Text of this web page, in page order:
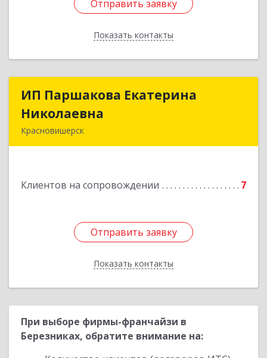
Отправить заявку
Показать контакты
Отправить заявку
Назад
ИП Паршакова Екатерина
Николаевна
Красновишерск
Клиентов на сопровождении 7
Отправить заявку
Показать контакты
ИП Паршакова Екатерина
Подробнее
Отправить заявку
Назад
При выборе фирмы-франчайзи в
Березниках, обратите внимание на: